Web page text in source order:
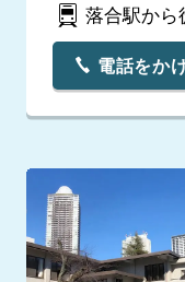
落合駅から
電話をか